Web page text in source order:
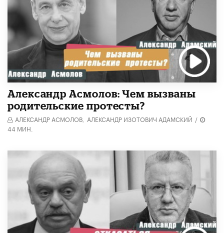
Александр Асмолов: Чем вызваны
родительские протесты?
АЛЕКСАНДР АСМОЛОВ, АЛЕКСАНДР ИЗОТОВИЧ АДАМСКИЙ /
44 МИН.